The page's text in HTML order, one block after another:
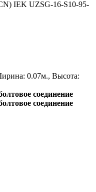
0.07м., Высота:
соединение
соединение